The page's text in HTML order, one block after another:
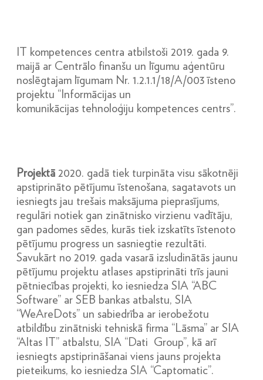
IT kompetences centra atbilstoši 2019. gada 9.
maijā ar Centrālo finanšu un līgumu aģentūru
noslēgtajam līgumam Nr. 1.2.1.1/18/A/003 īsteno
projektu “Informācijas un
komunikācijas tehnoloģiju kompetences centrs”.
Projektā 2020. gadā tiek turpināta visu sākotnēji
apstiprināto pētījumu īstenošana, sagatavots un
iesniegts jau trešais maksājuma pieprasījums,
regulāri notiek gan zinātnisko virzienu vadītāju,
gan padomes sēdes, kurās tiek izskatīts īstenoto
pētījumu progress un sasniegtie rezultāti.
Savukārt no 2019. gada vasarā izsludinātās jaunu
pētījumu projektu atlases apstiprināti trīs jauni
pētniecības projekti, ko iesniedza SIA “ABC
Software” ar SEB bankas atbalstu, SIA
“WeAreDots” un sabiedrība ar ierobežotu
atbildību zinātniski tehniskā firma “Lāsma” ar SIA
“Altas IT” atbalstu, SIA “Dati Group”, kā arī
iesniegts apstiprināšanai viens jauns projekta
pieteikums, ko iesniedza SIA “Captomatic”.